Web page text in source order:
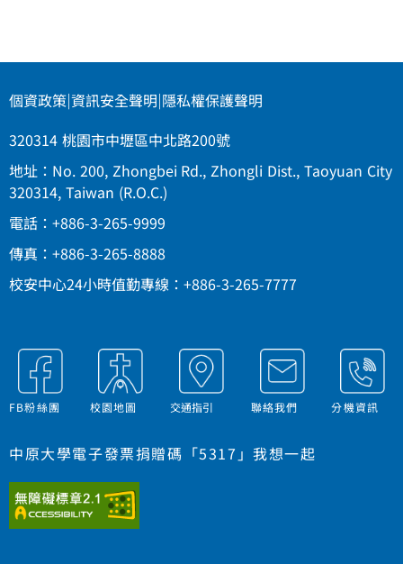
個資政策|資訊安全聲明|隱私權保護聲明
320314 桃園市中壢區中北路200號
地址：No. 200, Zhongbei Rd., Zhongli Dist., Taoyuan City
320314, Taiwan (R.O.C.)
電話：+886-3-265-9999
傳真：+886-3-265-8888
校安中心24小時值勤專線：+886-3-265-7777
FB粉絲團 校園地圖 交通指引 聯絡我們 分機資訊
中原大學電子發票捐贈碼「5317」我想一起